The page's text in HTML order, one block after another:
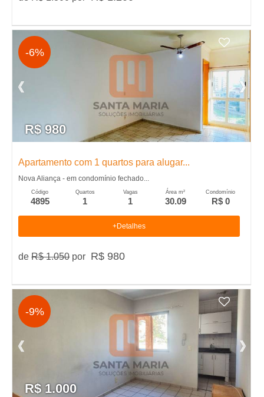
m
-6%
R$ 980
Apartamento com 1 quartos para alugar...
Nova Aliança - em condomínio fechado...
Código
4895
Quartos
1
Vagas
1
Área m²
30.09
Condomínio
R$ 0
+Detalhes
deR$ 1.050por R$ 980
-9%
R$ 1.000